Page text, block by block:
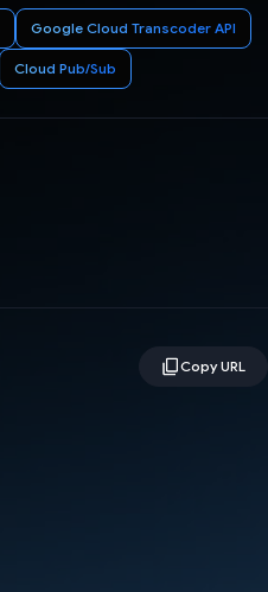
Google Cloud Transcoder API
Cloud Pub/Sub